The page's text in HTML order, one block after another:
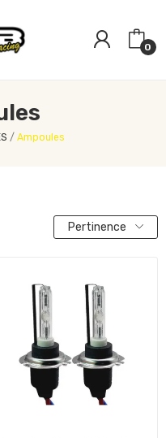
0
Ampoules
Pertinence